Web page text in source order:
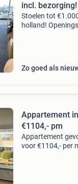
incl. bezorging!
Stoelen tot
holland!
Zo goed als
Appartement
€1104,- pm
Appartement
voor €1104,- per